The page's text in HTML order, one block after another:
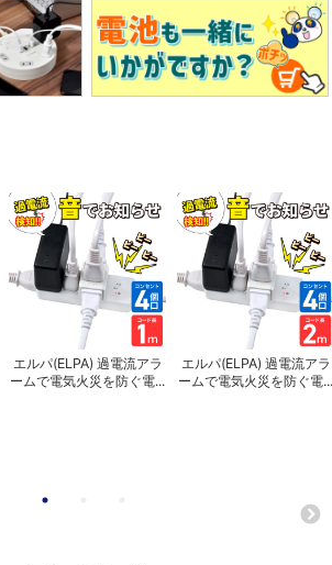
エルパ(ELPA) 過電流アラ
ームで電気火災を防ぐ電...
エルパ(ELPA) 過電流アラ
ームで電気火災を防ぐ電